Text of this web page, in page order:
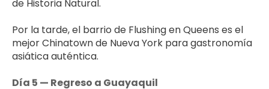
de Historia Natural.
Por la tarde, el barrio de Flushing en Queens es el
mejor Chinatown de Nueva York para gastronomía
asiática auténtica.
Día 5 — Regreso a Guayaquil